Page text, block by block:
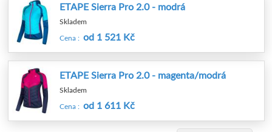
ETAPE Sierra Pro 2.0 - modrá
Skladem
Cena : od 1 521 Kč
ETAPE Sierra Pro 2.0 - magenta/modrá
Skladem
Cena : od 1 611 Kč